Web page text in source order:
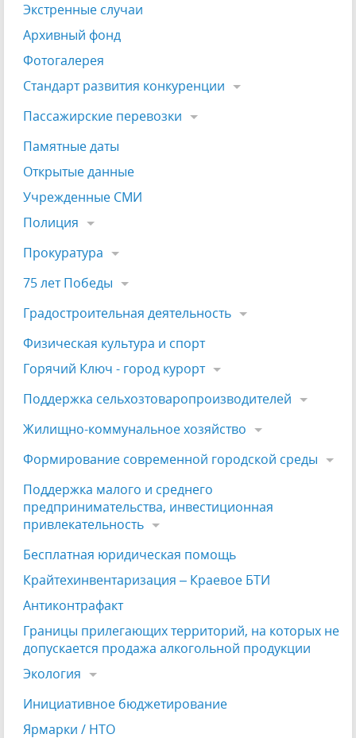
Экстренные случаи
Архивный фонд
Фотогалерея
Стандарт развития конкуренции
Пассажирские перевозки
Памятные даты
Открытые данные
Учрежденные СМИ
Полиция
Прокуратура
75 лет Победы
Градостроительная деятельность
Физическая культура и спорт
Горячий Ключ - город курорт
Поддержка сельхозтоваропроизводителей
Жилищно-коммунальное хозяйство
Формирование современной городской среды
Поддержка малого и среднего
предпринимательства, инвестиционная
привлекательность
Бесплатная юридическая помощь
Крайтехинвентаризация – Краевое БТИ
Антиконтрафакт
Границы прилегающих территорий, на которых не
допускается продажа алкогольной продукции
Экология
Инициативное бюджетирование
Ярмарки / НТО